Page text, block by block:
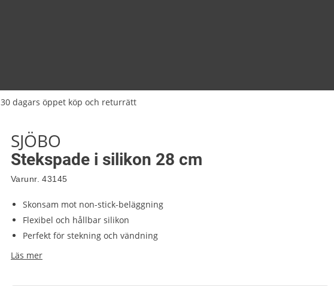
30 dagars öppet köp och returrätt
SJÖBO
Stekspade i silikon 28 cm
Varunr. 43145
Skonsam mot non-stick-beläggning
Flexibel och hållbar silikon
Perfekt för stekning och vändning
Läs mer